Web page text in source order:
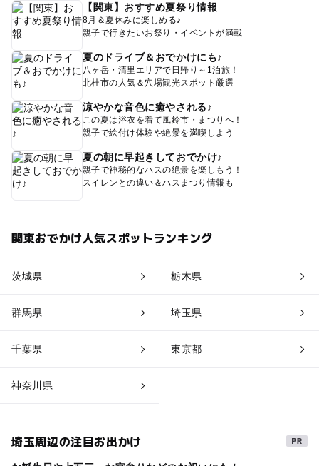
【関東】おすすめ夏祭り情報
8月＆夏休みに楽しめる♪
親子で行きたいお祭り・イベントが満載
夏のドライブ＆おでかけにも♪
八ヶ岳・清里エリアで日帰り～1泊旅！
北杜市の人気＆穴場観光スポット厳選
涼やかな音色に癒やされる♪
この夏は浴衣を着て風鈴市・まつりへ！
親子で絵付け体験や絶景を満喫しよう
夏の朝に早起きしておでかけ♪
親子で神秘的なハスの絶景を楽しもう！
スイレンとの違い＆ハスまつり情報も
関東おでかけ人気スポットランキング
茨城県 栃木県
群馬県 埼玉県
千葉県 東京都
神奈川県
埼玉周辺の注目お出かけ